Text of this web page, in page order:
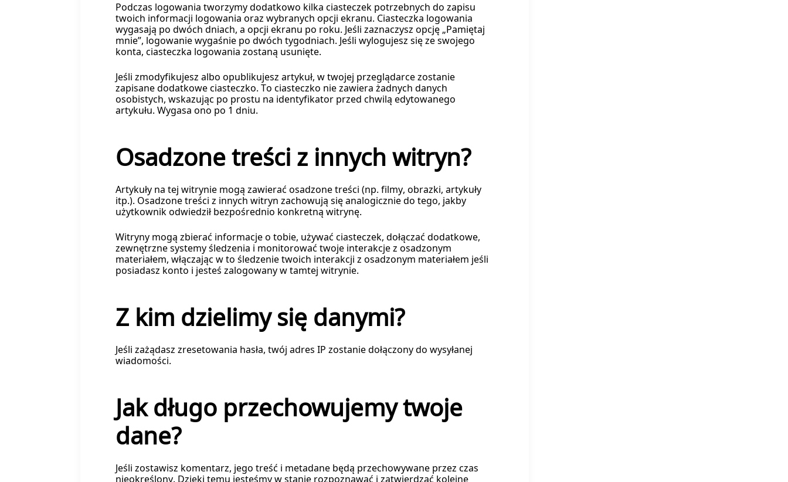
Podczas logowania tworzymy dodatkowo kilka ciasteczek potrzebnych do zapisu
twoich informacji logowania oraz wybranych opcji ekranu. Ciasteczka logowania
wygasają po dwóch dniach, a opcji ekranu po roku. Jeśli zaznaczysz opcję „Pamiętaj
mnie”, logowanie wygaśnie po dwóch tygodniach. Jeśli wylogujesz się ze swojego
konta, ciasteczka logowania zostaną usunięte.
Jeśli zmodyfikujesz albo opublikujesz artykuł, w twojej przeglądarce zostanie
zapisane dodatkowe ciasteczko. To ciasteczko nie zawiera żadnych danych
osobistych, wskazując po prostu na identyfikator przed chwilą edytowanego
artykułu. Wygasa ono po 1 dniu.
Osadzone treści z innych witryn?
Artykuły na tej witrynie mogą zawierać osadzone treści (np. filmy, obrazki, artykuły
itp.). Osadzone treści z innych witryn zachowują się analogicznie do tego, jakby
użytkownik odwiedził bezpośrednio konkretną witrynę.
Witryny mogą zbierać informacje o tobie, używać ciasteczek, dołączać dodatkowe,
zewnętrzne systemy śledzenia i monitorować twoje interakcje z osadzonym
materiałem, włączając w to śledzenie twoich interakcji z osadzonym materiałem jeśli
posiadasz konto i jesteś zalogowany w tamtej witrynie.
Z kim dzielimy się danymi?
Jeśli zażądasz zresetowania hasła, twój adres IP zostanie dołączony do wysyłanej
wiadomości.
Jak długo przechowujemy twoje
dane?
Jeśli zostawisz komentarz, jego treść i metadane będą przechowywane przez czas
nieokreślony. Dzięki temu jesteśmy w stanie rozpoznawać i zatwierdzać kolejne